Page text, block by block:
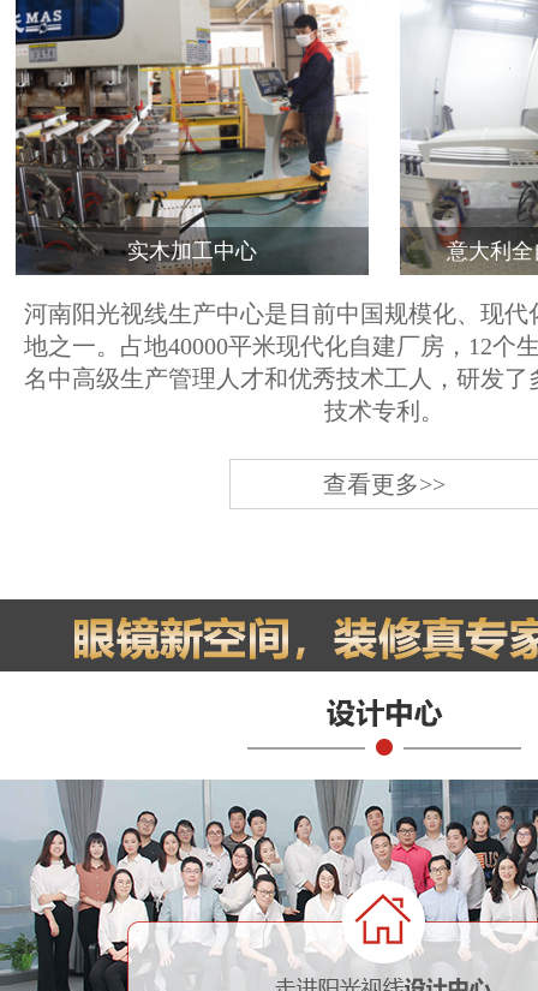
实木加工中心 意大利
河南阳光视线生产中心是目前中国规模化、现代
地之一。占地40000平米现代化自建厂房，12个
名中高级生产管理人才和优秀技术工人，研发了
技术专利。
查看更多>>